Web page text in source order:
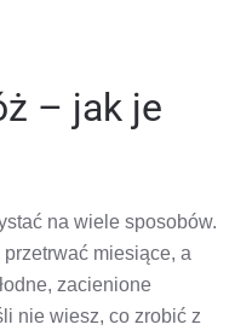
– jak je
na wiele sposobów.
miesiące, a
zacienione
nie wiesz, co zrobić z